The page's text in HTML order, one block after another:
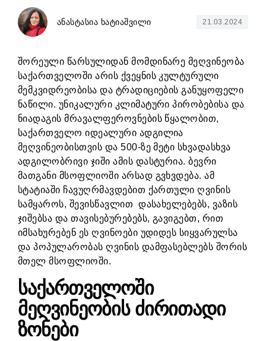
ანასტასია ხატიაშვილი 21.03.2024
შორეული წარსულიდან მომდინარე მეღვინეობა
საქართველოში არის ქვეყნის კულტურული
მემკვიდრეობისა და ტრადიციების განუყოფელი
ნაწილი. უნიკალური კლიმატური პირობებისა და
ნიადაგის მრავალფეროვნების წყალობით,
საქართველო იდეალური ადგილია
მეღვინეობისთვის და 500-ზე მეტი სხვადასხვა
ადგილობრივი ჯიში ამის დასტურია. ბევრი
მათგანი მსოფლიოში არსად გვხვდება. ამ
სტატიაში ჩავუღრმავდებით ქართული ღვინის
სამყაროს, შევისწავლით დასახელებებს, ვაზის
ჯიშებსა და თავისებურებებს, გავიგებთ, რით
იმსახურებენ ეს ღვინოები უდიდეს სიყვარულსა
და პოპულარობას ღვინის დამფასებლებს შორის
მთელ მსოფლიოში.
საქართველოში
მეღვინეობის ძირითადი
ზონები